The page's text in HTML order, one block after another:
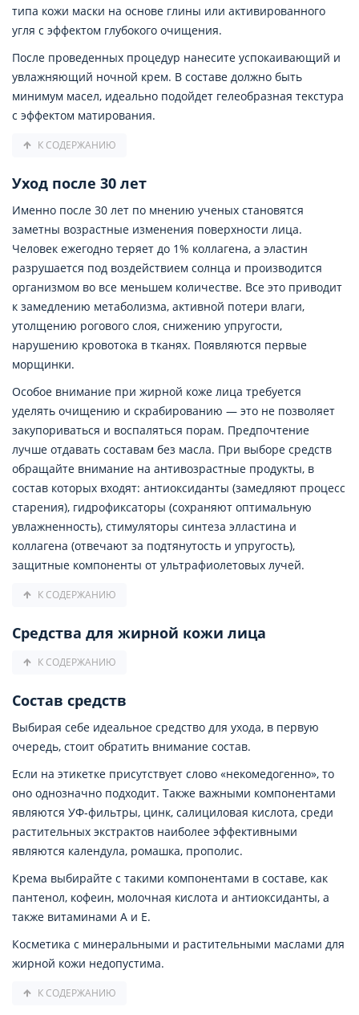
типа кожи маски на основе глины или активированного
угля с эффектом глубокого очищения.
После проведенных процедур нанесите успокаивающий и
увлажняющий ночной крем. В составе должно быть
минимум масел, идеально подойдет гелеобразная текстура
с эффектом матирования.
К СОДЕРЖАНИЮ
Уход после 30 лет
Именно после 30 лет по мнению ученых становятся
заметны возрастные изменения поверхности лица.
Человек ежегодно теряет до 1% коллагена, а эластин
разрушается под воздействием солнца и производится
организмом во все меньшем количестве. Все это приводит
к замедлению метаболизма, активной потери влаги,
утолщению рогового слоя, снижению упругости,
нарушению кровотока в тканях. Появляются первые
морщинки.
Особое внимание при жирной коже лица требуется
уделять очищению и скрабированию — это не позволяет
закупориваться и воспаляться порам. Предпочтение
лучше отдавать составам без масла. При выборе средств
обращайте внимание на антивозрастные продукты, в
состав которых входят: антиоксиданты (замедляют процесс
старения), гидрофиксаторы (сохраняют оптимальную
увлажненность), стимуляторы синтеза элластина и
коллагена (отвечают за подтянутость и упругость),
защитные компоненты от ультрафиолетовых лучей.
К СОДЕРЖАНИЮ
Средства для жирной кожи лица
К СОДЕРЖАНИЮ
Состав средств
Выбирая себе идеальное средство для ухода, в первую
очередь, стоит обратить внимание состав.
Если на этикетке присутствует слово «некомедогенно», то
оно однозначно подходит. Также важными компонентами
являются УФ-фильтры, цинк, салициловая кислота, среди
растительных экстрактов наиболее эффективными
являются календула, ромашка, прополис.
Крема выбирайте с такими компонентами в составе, как
пантенол, кофеин, молочная кислота и антиоксиданты, а
также витаминами A и E.
Косметика с минеральными и растительными маслами для
жирной кожи недопустима.
К СОДЕРЖАНИЮ